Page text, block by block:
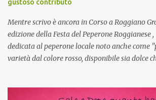
favorevole per molte belle opportunità, non
Si, concordo! …addirittura si dice...
gustoso contributo
Mentre scrivo è ancora in Corso a Roggiano
edizione della Festa del Peperone
dedicata al peperone locale noto anche come
varietà dal colore rosso, disponibile sia dolce
(Pat) della Calabria. Un ingrediente versatile